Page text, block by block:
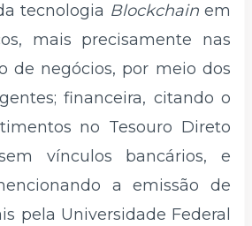
tecnologia Blockchain em
mais precisamente nas
de negócios, por meio dos
financeira, citando o
no Tesouro Direto
vínculos bancários, e
a emissão de
pela Universidade Federal